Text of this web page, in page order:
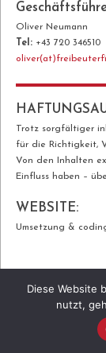
Oliver Neumann
Tel: +43 720 346510
Trotz sorgfältiger
für die Richtigkeit,
Von den Inhalten
Einfluss haben –
WEBSITE:
Umsetzung &
Diese Website
nutzt,